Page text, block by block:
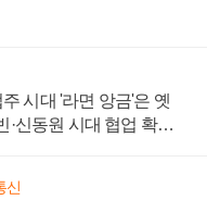
시대 '라면 앙금'은 옛
·신동원 시대 협업 확대
신